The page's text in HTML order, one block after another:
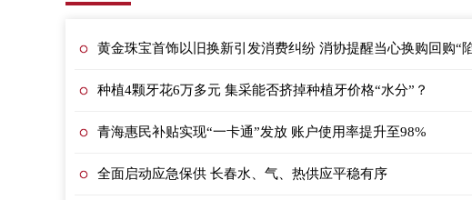
黄金珠宝首饰以旧换新引发消费纠纷 消协提醒当心换购回购“
种植4颗牙花6万多元 集采能否挤掉种植牙价格“水分”？
青海惠民补贴实现“一卡通”发放 账户使用率提升至98%
全面启动应急保供 长春水、气、热供应平稳有序